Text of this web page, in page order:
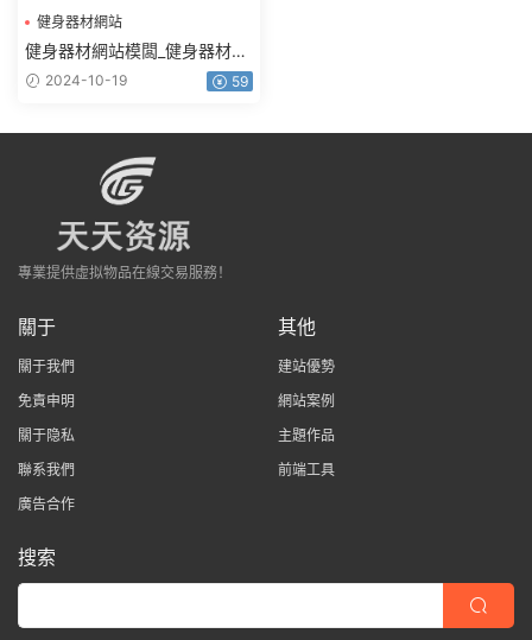
健身器材網站
健身器材網站建設
健身器材網站模闆
健身器材網站模闆_健身器材廠
家網站建設_html5自适應手機
2024-10-19 59
專業提供虛拟物品在線交易服務！
關于
關于我們
免責申明
關于隐私
聯系我們
廣告合作
其他
建站優勢
網站案例
主題作品
前端工具
搜索